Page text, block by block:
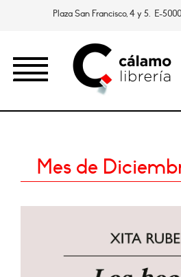
Plaza San Francisco, 4 y 5. E-
Mes de